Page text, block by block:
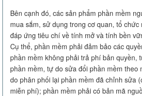
Bên cạnh đó, các sản phẩm phần mềm
mua sắm, sử dụng trong cơ quan, tổ
đáp ứng tiêu chí về tính mở và tính bền
Cụ thể, phần mềm phải đảm bảo các
phần mềm không phải trả phí bản quyền,
phần mềm, tự do sửa đổi phần mềm theo
do phân phối lại phần mềm đã chỉnh sửa
miễn phí); phần mềm phải có bản mã